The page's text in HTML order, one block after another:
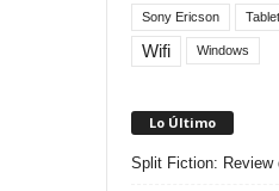
Sony Ericson Tablet
Wifi Windows
Lo Último
Split Fiction: Review